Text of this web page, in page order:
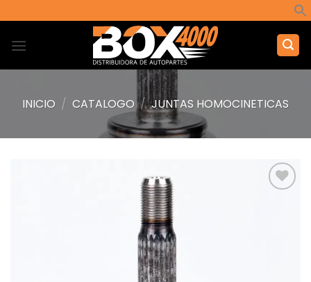
al
contenido
INICIO / CATALOGO / JUNTAS HOMOCINETICAS